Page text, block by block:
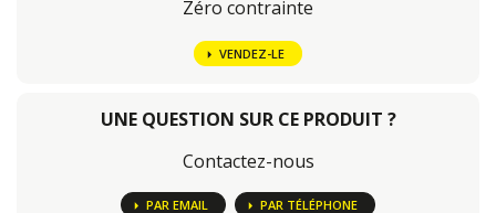
Zéro contrainte
VENDEZ-LE
UNE QUESTION SUR CE PRODUIT ?
Contactez-nous
PAR EMAIL PAR TÉLÉPHONE